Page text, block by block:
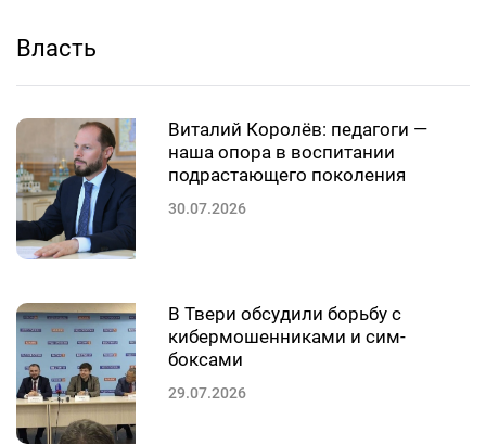
Власть
Виталий Королёв: педагоги —
наша опора в воспитании
подрастающего поколения
30.07.2026
В Твери обсудили борьбу с
кибермошенниками и сим-
боксами
29.07.2026